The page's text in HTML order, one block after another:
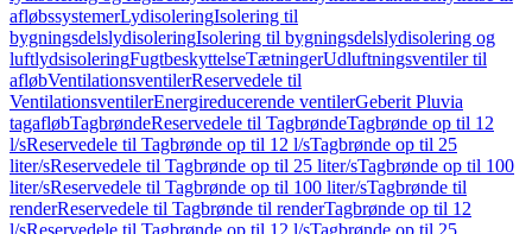
afløbssystemerLydisoleringIsolering til
bygningsdelslydisoleringIsolering til bygningsdelslydisolering og
luftlydsisoleringFugtbeskyttelseTætningerUdluftningsventiler til
afløbVentilationsventilerReservedele til
VentilationsventilerEnergireducerende ventilerGeberit Pluvia
tagafløbTagbrøndeReservedele til TagbrøndeTagbrønde op til 12
l/sReservedele til Tagbrønde op til 12 l/sTagbrønde op til 25
liter/sReservedele til Tagbrønde op til 25 liter/sTagbrønde op til 100
liter/sReservedele til Tagbrønde op til 100 liter/sTagbrønde til
renderReservedele til Tagbrønde til renderTagbrønde op til 12
l/sReservedele til Tagbrønde op til 12 l/sTagbrønde op til 25